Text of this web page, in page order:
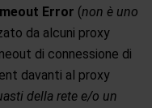
Error (non è uno
da alcuni proxy
di connessione di
davanti al proxy
della rete e/o un